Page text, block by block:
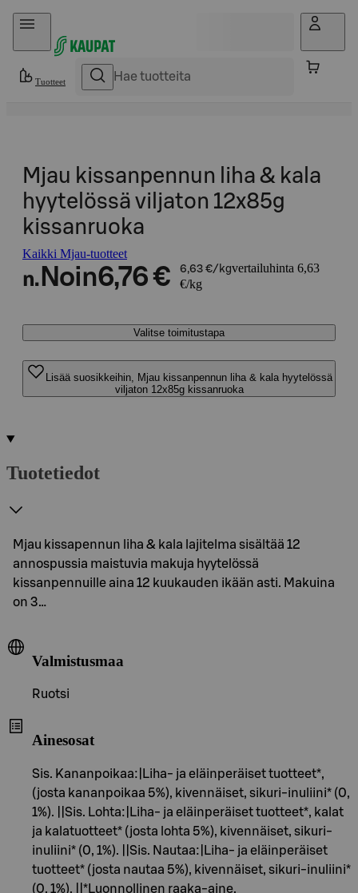
Hyppää sisältöön
Tuotteet
Mjau kissanpennun liha & kala
hyytelössä viljaton 12x85g
kissanruoka
Kaikki Mjau-tuotteet
n. Noin6,76 € 6,63 €/kgvertailuhinta 6,63
€/kg
Valitse toimitustapa
Lisää suosikkeihin, Mjau kissanpennun liha & kala hyytelössä
viljaton 12x85g kissanruoka
Tuotetiedot
Mjau kissapennun liha & kala lajitelma sisältää 12
annospussia maistuvia makuja hyytelössä
kissanpennuille aina 12 kuukauden ikään asti. Makuina
on 3…
Valmistusmaa
Ruotsi
Ainesosat
Sis. Kananpoikaa:|Liha- ja eläinperäiset tuotteet*,
(josta kananpoikaa 5%), kivennäiset, sikuri-inuliini* (0,
1%). ||Sis. Lohta:|Liha- ja eläinperäiset tuotteet*, kalat
ja kalatuotteet* (josta lohta 5%), kivennäiset, sikuri-
inuliini* (0, 1%). ||Sis. Nautaa:|Liha- ja eläinperäiset
tuotteet* (josta nautaa 5%), kivennäiset, sikuri-inuliini*
(0, 1%). ||*Luonnollinen raaka-aine.